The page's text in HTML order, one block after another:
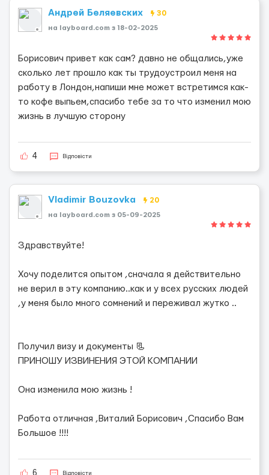
Андрей Беляевских 30
на layboard.com з 18-02-2025
Борисович привет как сам? давно не общались,уже
сколько лет прошло как ты трудоустроил меня на
работу в Лондон,напиши мне может встретимся как-
то кофе выпьем,спасибо тебе за то что изменил мою
жизнь в лучшую сторону
4 Відповісти
Vladimir Bouzovka 20
на layboard.com з 05-09-2025
Здравствуйте!
Хочу поделится опытом ,сначала я действительно
не верил в эту компанию..как и у всех русских людей
,у меня было много сомнений и переживал жутко ..
Получил визу и документы 📃
ПРИНОШУ ИЗВИНЕНИЯ ЭТОЙ КОМПАНИИ
Она изменила мою жизнь !
Работа отличная ,Виталий Борисович ,Спасибо Вам
Большое !!!!
6 Відповісти